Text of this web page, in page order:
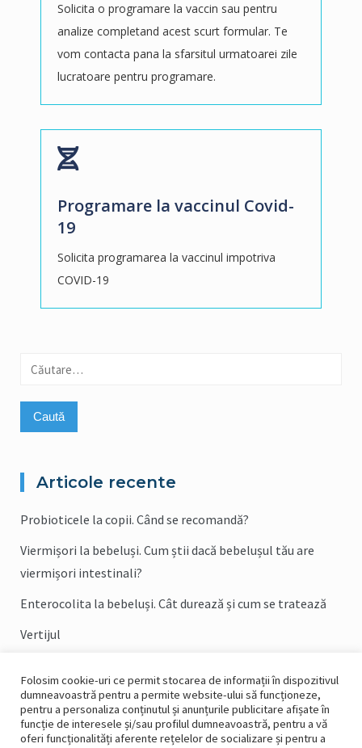
Solicita o programare la vaccin sau pentru
analize completand acest scurt formular. Te
vom contacta pana la sfarsitul urmatoarei zile
lucratoare pentru programare.
Programare la vaccinul Covid-
19
Solicita programarea la vaccinul impotriva
COVID-19
Caută
Articole recente
Probioticele la copii. Când se recomandă?
Viermișori la bebeluși. Cum știi dacă bebelușul tău are
viermișori intestinali?
Enterocolita la bebeluși. Cât durează și cum se tratează
Vertijul
(popular COLITĂ)
Folosim cookie-uri ce permit stocarea de informații în dispozitivul
dumneavoastră pentru a permite website-ului să funcționeze,
pentru a personaliza conținutul și anunțurile publicitare afișate în
funcție de interesele și/sau profilul dumneavoastră, pentru a vă
oferi funcționalități aferente rețelelor de socializare și pentru a